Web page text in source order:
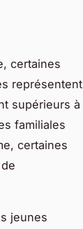
certaines
représentent
supérieurs à
familiales
certaines
jeunes